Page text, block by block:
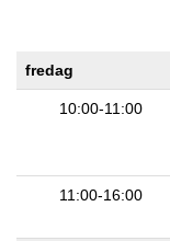
fredag
10:00-11:00
11:00-16:00